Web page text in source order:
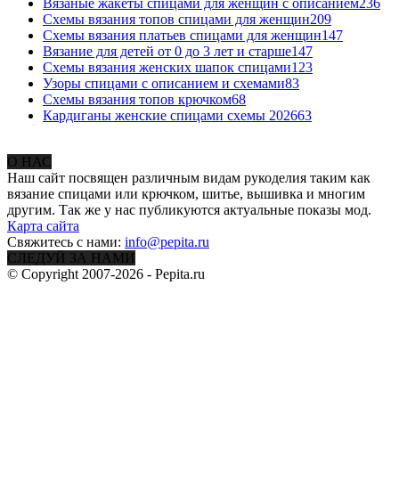
Вязаные жакеты спицами для женщин с описанием236
Схемы вязания топов спицами для женщин209
Схемы вязания платьев спицами для женщин147
Вязание для детей от 0 до 3 лет и старше147
Схемы вязания женских шапок спицами123
Узоры спицами с описанием и схемами83
Схемы вязания топов крючком68
Кардиганы женские спицами схемы 202663
О НАС
Наш сайт посвящен различным видам рукоделия таким как
вязание спицами или крючком, шитье, вышивка и многим
другим. Так же у нас публикуются актуальные показы мод.
Карта сайта
Свяжитесь с нами: info@pepita.ru
СЛЕДУЙ ЗА НАМИ
© Copyright 2007-2026 - Pepita.ru